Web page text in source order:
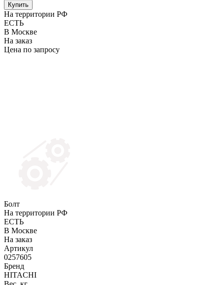
Купить
На территории РФ
ЕСТЬ
В Москве
На заказ
Цена по запросу
Болт
На территории РФ
ЕСТЬ
В Москве
На заказ
Артикул
0257605
Бренд
HITACHI